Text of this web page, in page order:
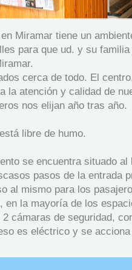
Miramar tiene un
para que ud. y su
cerca de todo. El
la atención y calidad de
nos elijan año tras año.
libre de humo.
se encuentra situado
pasos de la entrada
al mismo para los
en la mayoría de los
cámaras de seguridad,
es eléctrico y se